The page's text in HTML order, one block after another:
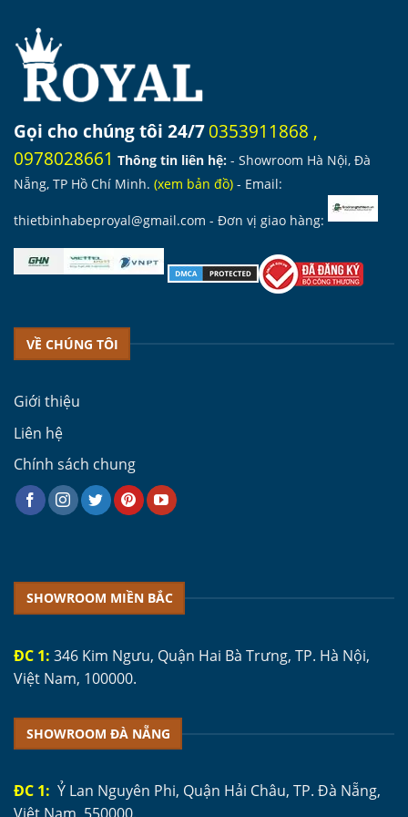
Gọi cho chúng tôi 24/70353911868 ,
0978028661 Thông tin liên hệ: - Showroom Hà Nội, Đà
Nẵng, TP Hồ Chí Minh. (xem bản đồ) - Email:
thietbinhabeproyal@gmail.com - Đơn vị giao hàng:
VỀ CHÚNG TÔI
Giới thiệu
Liên hệ
Chính sách chung
SHOWROOM MIỀN BẮC
ĐC 1: 346 Kim Ngưu, Quận Hai Bà Trưng, TP. Hà Nội,
Việt Nam, 100000.
SHOWROOM ĐÀ NẴNG
ĐC 1: Ỷ Lan Nguyên Phi, Quận Hải Châu, TP. Đà Nẵng,